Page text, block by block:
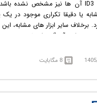
یا دقیقا تکراری موجود در
برخلاف سایر ابزار های مشابه،
می تواند آهنگ را تشخیص
اسکن، برنامه همه موارد
فایل های با اندازه کوچکتر و/یا
حذف (موارد با کیفیت پایین
علامت گذاری شده، بنا به نظر
یا به صورت کامل حذف شوند و
8 مگابایت